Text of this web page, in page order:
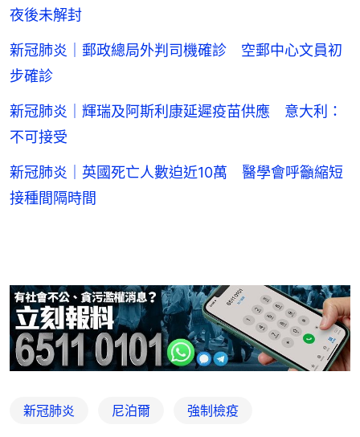
夜後未解封
新冠肺炎｜郵政總局外判司機確診 空郵中心文員初
步確診
新冠肺炎｜輝瑞及阿斯利康延遲疫苗供應 意大利：
不可接受
新冠肺炎｜英國死亡人數迫近10萬 醫學會呼籲縮短
接種間隔時間
新冠肺炎 尼泊爾 強制檢疫